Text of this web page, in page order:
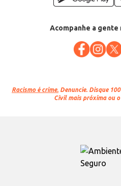
Acompanhe a gente
Racismo é crime. Denuncie. Disque
Civil mais próxima ou